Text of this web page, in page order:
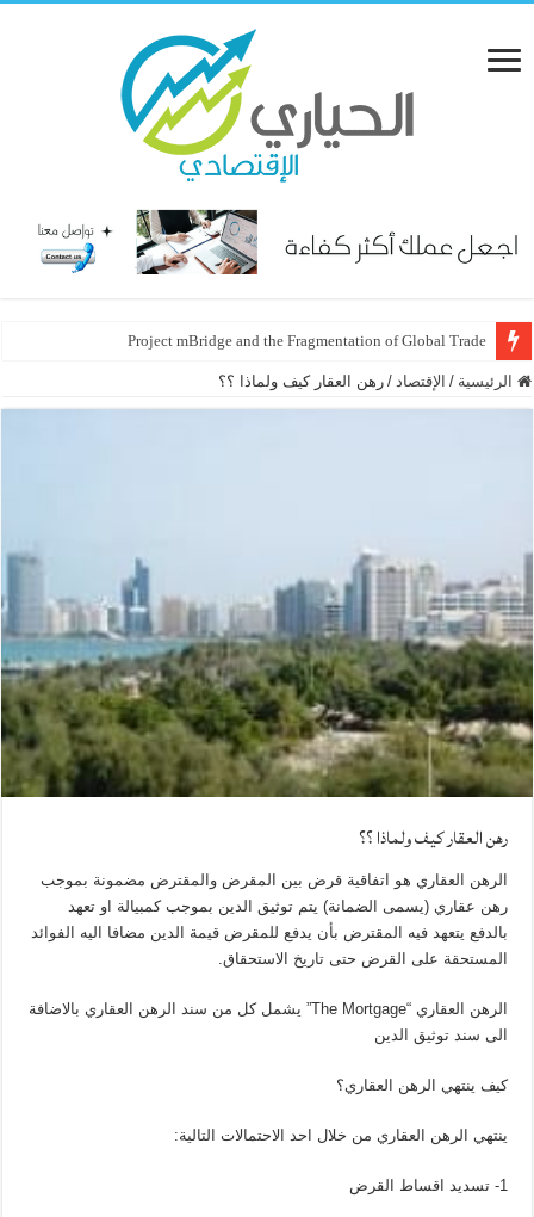
Project mBridge and the Fragmentation of Global Trade
الرئيسية / الإقتصاد / رهن العقار كيف ولماذا ؟؟
رهن العقار كيف ولماذا ؟؟
الرهن العقاري هو اتفاقية قرض بين المقرض والمقترض مضمونة بموجب
رهن عقاري (يسمى الضمانة) يتم توثيق الدين بموجب كمبيالة او تعهد
بالدفع يتعهد فيه المقترض بأن يدفع للمقرض قيمة الدين مضافا اليه الفوائد
المستحقة على القرض حتى تاريخ الاستحقاق.
الرهن العقاري “The Mortgage” يشمل كل من سند الرهن العقاري بالاضافة
الى سند توثيق الدين
كيف ينتهي الرهن العقاري؟
ينتهي الرهن العقاري من خلال احد الاحتمالات التالية:
1- تسديد اقساط القرض